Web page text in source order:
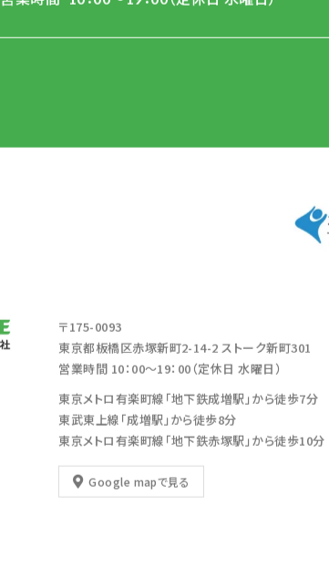
〒175-0093
東京都板橋区赤塚新町2-14-2 ストーク新町301
営業時間 10：00～19：00（定休日 水曜日）
東京メトロ有楽町線「地下鉄成増駅」から徒歩7分
東武東上線「成増駅」から徒歩8分
東京メトロ有楽町線「地下鉄赤塚駅」から徒歩10分
Google mapで見る